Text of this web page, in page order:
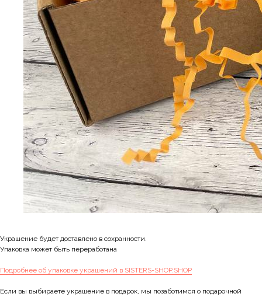
Украшение будет доставлено в сохранности.
Упаковка может быть переработана
Подробнее об упаковке украшений в SISTERS-SHOP.SHOP
Если вы выбираете украшение в подарок, мы позаботимся о подарочной